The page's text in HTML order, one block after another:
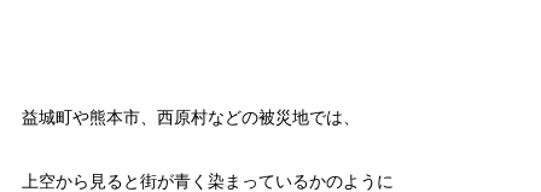
益城町や熊本市、西原村などの被災地では、
上空から見ると街が青く染まっているかのように